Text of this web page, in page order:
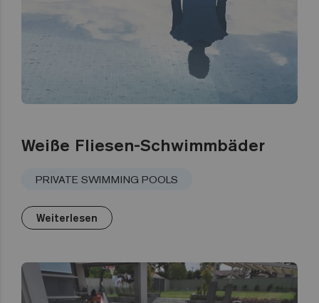
Weiße Fliesen-Schwimmbäder
PRIVATE SWIMMING POOLS
Weiterlesen